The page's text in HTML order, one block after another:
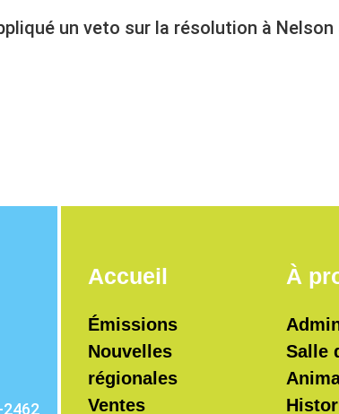
un veto sur la résolution à Nelson
Accueil
Émissions
Nouvelles
régionales
Ventes
À
Salle